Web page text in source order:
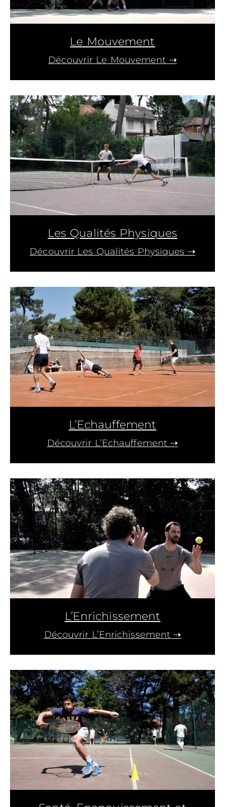
Le Mouvement
Découvrir Le Mouvement ⇢
Les Qualités Physiques
Découvrir Les Qualités Physiques ⇢
L’Echauffement
Découvrir L’Echauffement ⇢
L’Enrichissement
Découvrir L’Enrichissement ⇢